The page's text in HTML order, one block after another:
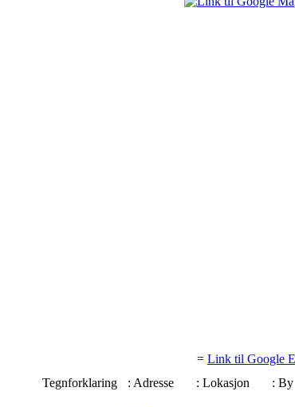
= Link til Google
Tegnforklaring
: Adresse : Lokasjon :